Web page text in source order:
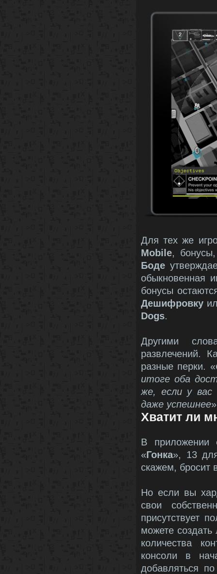
Для тех же
Mobile,
Боде
обыкновенная
бонусы
Дешифровку
Dogs.
Другими
развлечений.
разные перки. «
итоге оба
же, если у
даже успешнее
Хватит ли
В приложении
«Гонка», 13
скажем, бросит
Но если вы
свои
присутствует
можете
количества
консоли в
добавляться